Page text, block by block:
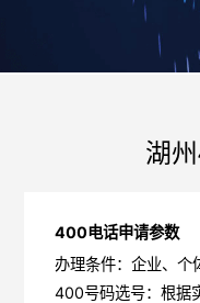
湖
400电话申请参数
办理条件：企业、个
400号码选号：根据